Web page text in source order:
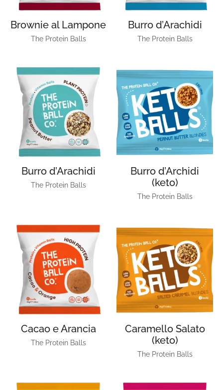
Brownie al Lampone
The Protein Balls
Burro d’Arachidi
The Protein Balls
Burro d’Arachidi
The Protein Balls
Burro d’Archidi
(keto)
The Protein Balls
Cacao e Arancia
The Protein Balls
Caramello Salato
(keto)
The Protein Balls